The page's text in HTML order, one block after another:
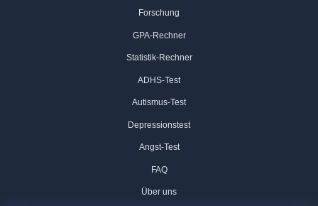
Forschung
GPA-Rechner
Statistik-Rechner
ADHS-Test
Autismus-Test
Depressionstest
Angst-Test
FAQ
Über uns